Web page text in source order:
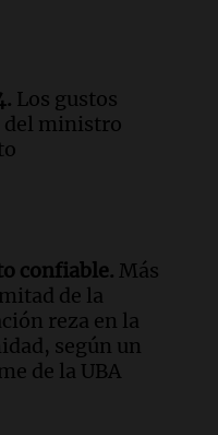
la
aérea y digital
Los gustos
del ministro
confiable. Más
de la
reza en la
según un
de la UBA